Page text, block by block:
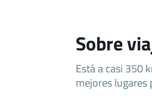
Sobre
Está a casi 350
mejores lugares